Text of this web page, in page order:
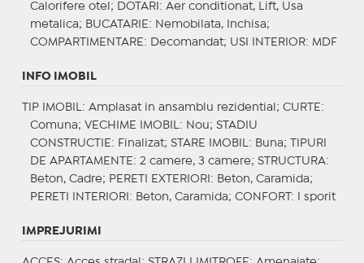
Calorifere otel;
DOTARI : Aer conditionat, Lift, Usa
metalica; BUCATARIE : Nemobilata, Inchisa;
COMPARTIMENTARE : Decomandat; USI INTERIOR: MDF
INFO IMOBIL
TIP IMOBIL : Amplasat in ansamblu rezidential; CURTE :
Comuna; VECHIME IMOBIL : Nou; STADIU
CONSTRUCTIE : Finalizat; STARE IMOBIL : Buna;
TIPURI
DE APARTAMENTE : 2 camere, 3 camere; STRUCTURA:
Beton, Cadre; PERETI EXTERIORI : Beton, Caramida;
PERETI INTERIORI : Beton, Caramida; CONFORT : I sporit
IMPREJURIMI